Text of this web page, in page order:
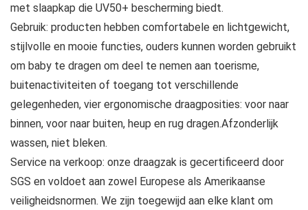
met slaapkap die UV50+ bescherming biedt.
Gebruik: producten hebben comfortabele en lichtgewicht,
stijlvolle en mooie functies, ouders kunnen worden gebruikt
om baby te dragen om deel te nemen aan toerisme,
buitenactiviteiten of toegang tot verschillende
gelegenheden, vier ergonomische draagposities: voor naar
binnen, voor naar buiten, heup en rug dragen.Afzonderlijk
wassen, niet bleken.
Service na verkoop: onze draagzak is gecertificeerd door
SGS en voldoet aan zowel Europese als Amerikaanse
veiligheidsnormen. We zijn toegewijd aan elke klant om